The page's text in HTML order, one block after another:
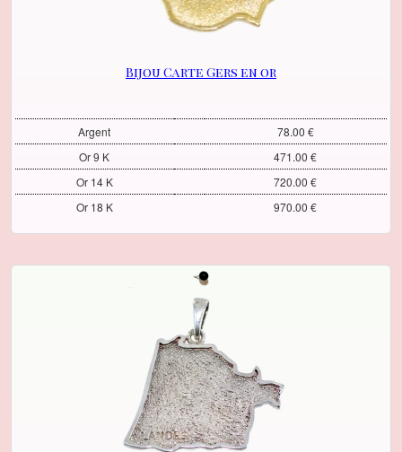
Bijou Carte Gers en or
Argent
78.00 €
Or 9 K
471.00 €
Or 14 K
720.00 €
Or 18 K
970.00 €